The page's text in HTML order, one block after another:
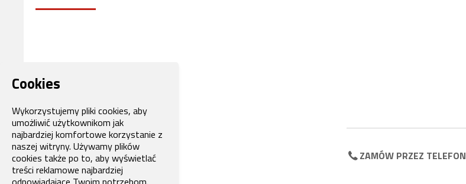
ZAMÓW PRZEZ TELEFON
Cookies
Wykorzystujemy pliki cookies, aby
umożliwić użytkownikom jak
najbardziej komfortowe korzystanie z
naszej witryny. Używamy plików
cookies także po to, aby wyświetlać
treści reklamowe najbardziej